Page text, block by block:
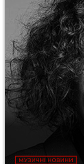
МУЗИЧНІ НОВИНИ